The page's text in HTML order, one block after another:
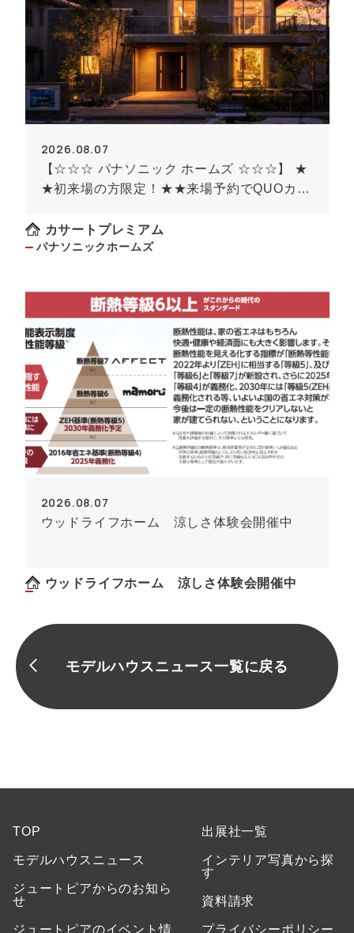
2026.08.07
【☆☆☆ パナソニック ホームズ ☆☆☆】 ★
★初来場の方限定！★★来場予約でQUOカー
す）
カサートプレミアム
パナソニックホームズ
2026.08.07
ウッドライフホーム 涼しさ体験会開催中
ウッドライフホーム 涼しさ体験会開催中
モデルハウスニュース一覧に戻る
TOP
モデルハウスニュース
ジュートピアからのお知ら
せ
ジュートピアのイベント情
出展社一覧
インテリア写真から探
す
資料請求
プライバシーポリシー